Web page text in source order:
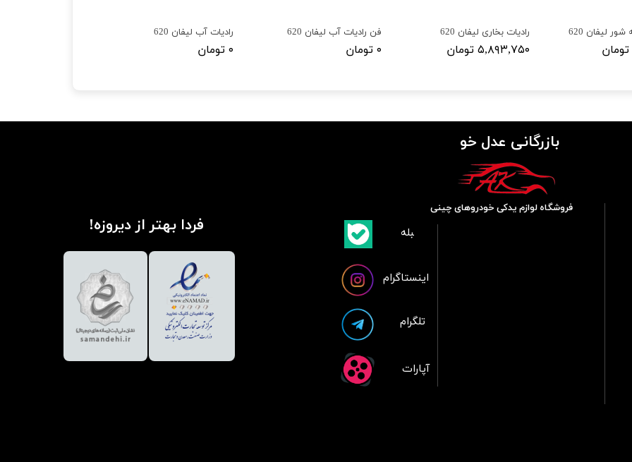
رادیات آب لیفان 620
۰ تومان
فن رادیات آب لیفان 620
۰ تومان
رادیات بخاری لیفان 620
۵,۸۹۳,۷۵۰ تومان
لیفان 620
بازرگانی عدل خو
فردا بهتر از دیروزه!
فروشگاه لوازم یدکی خودروهای چینی
آپارات
تلگرام
اینستاگرام
​بلبله​​​​​​​بله